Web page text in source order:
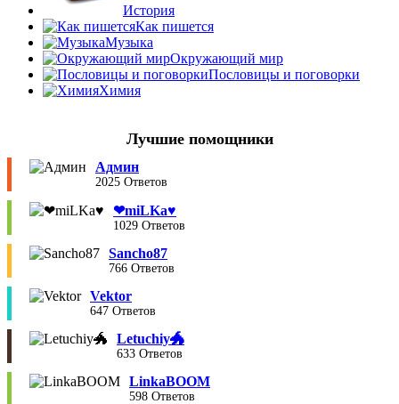
История
Как пишется
Музыка
Окружающий мир
Пословицы и поговорки
Химия
Лучшие помощники
Админ
2025 Ответов
❤︎miLKa♥︎
1029 Ответов
Sancho87
766 Ответов
Vektor
647 Ответов
Letuchiy🐲
633 Ответов
LinkaBOOM
598 Ответов